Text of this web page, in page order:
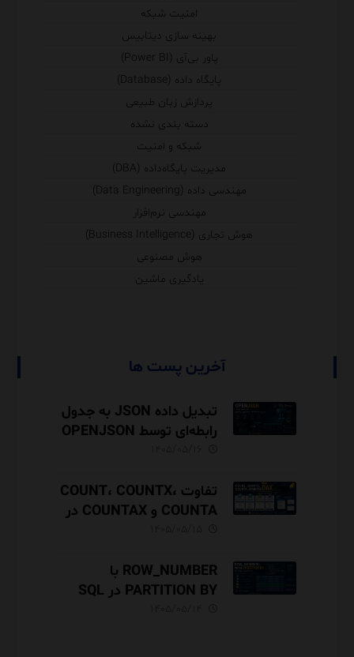
امنیت شبکه
بهینه سازی دیتابیس
پاور بی‌آی (Power BI)
پایگاه داده (Database)
پردازش زبان طبیعی
دسته بندی نشده
شبکه و امنیت
مدیریت پایگاه‌داده (DBA)
مهندسی داده (Data Engineering)
مهندسی نرم‌افزار
هوش تجاری (Business Intelligence)
هوش مصنوعی
یادگیری ماشین
آخرین پست ها
تبدیل داده JSON به جدول
رابطه‌ای توسط OPENJSON
تفاوت COUNT، COUNTX،
COUNTA و COUNTAX در
ROW_NUMBER با
PARTITION BY در SQL